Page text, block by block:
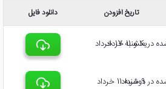
تاریخ افزودن دانلود فایل
خردادیکشنبه 17 خرداد
خرداددوشنبه 11 خرداد